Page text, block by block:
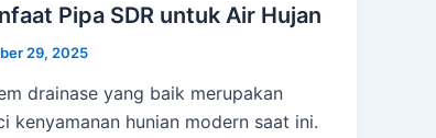
Pipa SDR untuk Air Hujan
29, 2025
drainase yang baik merupakan
kenyamanan hunian modern saat ini.